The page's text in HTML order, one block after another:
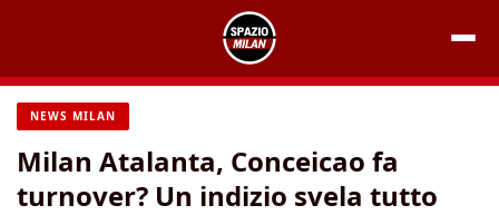
contenuto
NEWS MILAN
Milan Atalanta, Conceicao fa
turnover? Un indizio svela tutto